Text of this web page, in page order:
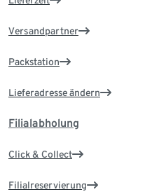
Versandpartner
Packstation
Lieferadresse ändern
Filialabholung
Click & Collect
Filialreservierung